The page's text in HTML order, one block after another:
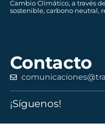
Cambio Climático, a través
sostenible, carbono neutral,
Contacto
¡Síguenos!